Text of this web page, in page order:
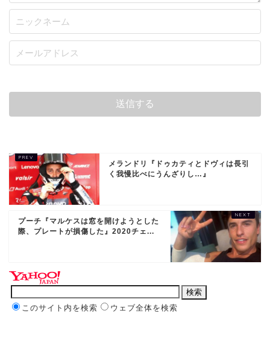
メランドリ『ドゥカティとドヴィは長引
く我慢比べにうんざりし…』
プーチ『マルケスは窓を開けようとした
際、プレートが損傷した』2020チェ...
このサイト内を検索 ウェブ全体を検索